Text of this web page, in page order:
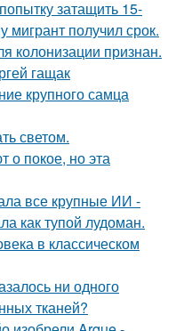
затащить 15-
получил срок.
колонизации признан.
гащак
крупного самца
светом.
о покое, но эта
все крупные ИИ -
как тупой лудоман.
в классическом
ни одного
тканей?